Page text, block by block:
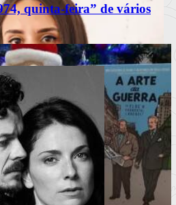
quinta-feira” de vários